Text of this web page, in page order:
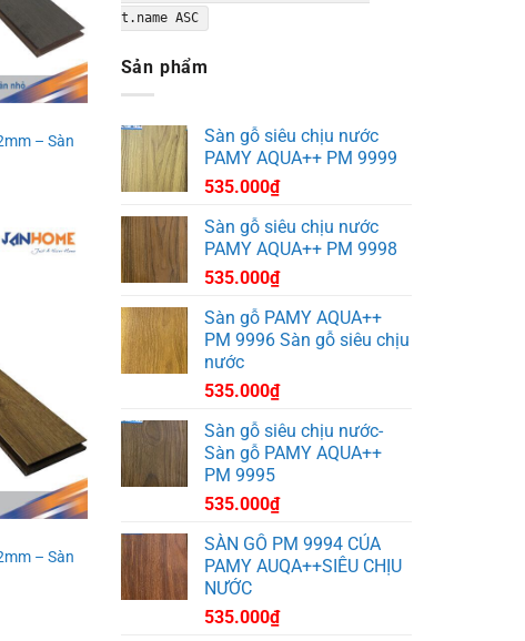
– Sàn
– Sàn
t.name ASC
Sản phẩm
Sàn gỗ siêu chịu nước
PAMY AQUA++ PM 9999
535.000₫
Sàn gỗ siêu chịu nước
PAMY AQUA++ PM 9998
535.000₫
Sàn gỗ PAMY AQUA++
PM 9996 Sàn gỗ siêu chịu
nước
535.000₫
Sàn gỗ siêu chịu nước-
Sàn gỗ PAMY AQUA++
PM 9995
535.000₫
SÀN GỖ PM 9994 CỦA
PAMY AUQA++SIÊU CHỊU
NƯỚC
535.000₫